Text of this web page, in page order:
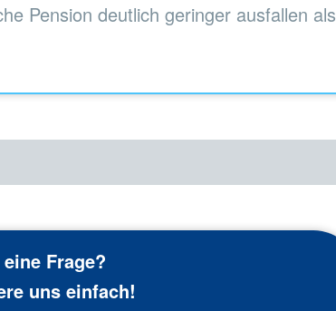
Pension deutlich geringer ausfallen als
Frage?
uns einfach!